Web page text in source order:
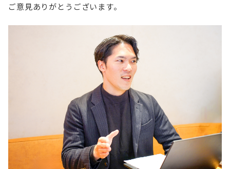
ご意見ありがとうございます。